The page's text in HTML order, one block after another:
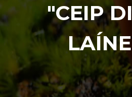
"CEIP